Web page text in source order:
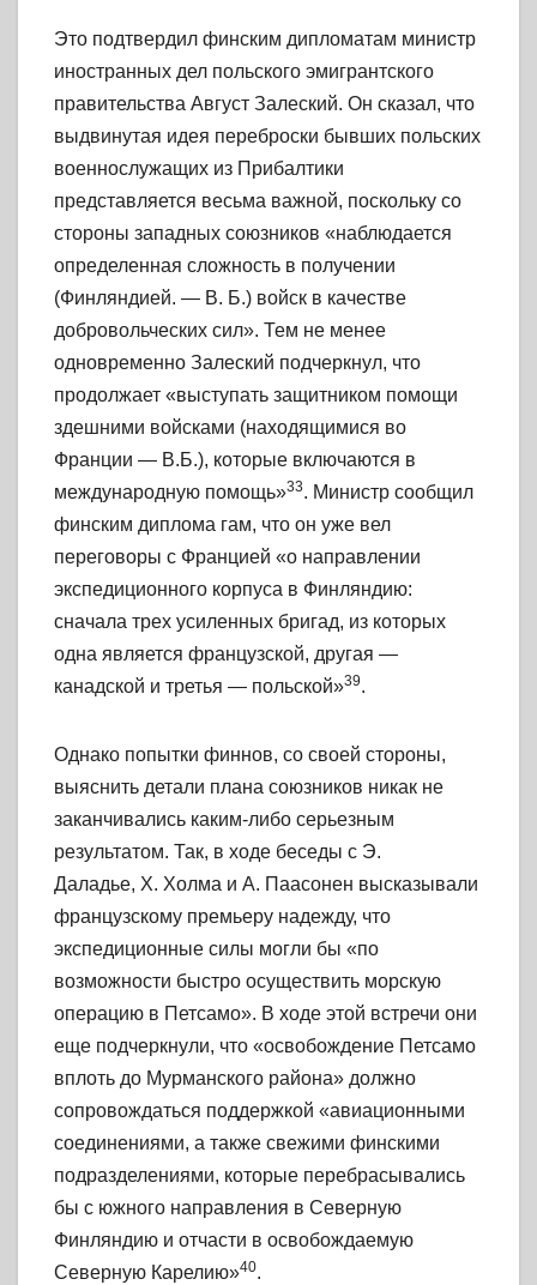
Это подтвердил финским дипломатам министр
иностранных дел польского эмигрантского
правительства Август Залеский. Он сказал, что
выдвинутая идея переброски бывших польских
военнослужащих из Прибалтики
представляется весьма важной, поскольку со
стороны западных союзников «наблюдается
определенная сложность в получении
(Финляндией. — В. Б.) войск в качестве
добровольческих сил». Тем не менее
одновременно Залеский подчеркнул, что
продолжает «выступать защитником помощи
здешними войсками (находящимися во
Франции — В.Б.), которые включаются в
международную помощь»33. Министр сообщил
финским диплома гам, что он уже вел
переговоры с Францией «о направлении
экспедиционного корпуса в Финляндию:
сначала трех усиленных бригад, из которых
одна является французской, другая —
канадской и третья — польской»39.
Однако попытки финнов, со своей стороны,
выяснить детали плана союзников никак не
заканчивались каким-либо серьезным
результатом. Так, в ходе беседы с Э.
Даладье, X. Холма и А. Паасонен высказывали
французскому премьеру надежду, что
экспедиционные силы могли бы «по
возможности быстро осуществить морскую
операцию в Петсамо». В ходе этой встречи они
еще подчеркнули, что «освобождение Петсамо
вплоть до Мурманского района» должно
сопровождаться поддержкой «авиационными
соединениями, а также свежими финскими
подразделениями, которые перебрасывались
бы с южного направления в Северную
Финляндию и отчасти в освобождаемую
Северную Карелию»40.